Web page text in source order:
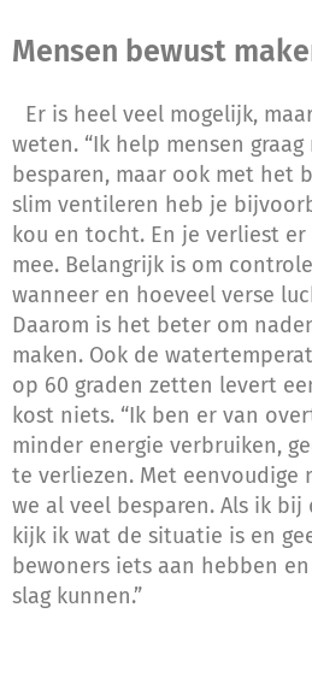
Mensen bewust
Er is heel veel mogelijk,
weten. “Ik help mensen
besparen, maar ook met het
slim ventileren heb je
kou en tocht. En je verliest
mee. Belangrijk is om
wanneer en hoeveel verse
Daarom is het beter om
maken. Ook de
op 60 graden zetten levert
kost niets. “Ik ben er van
minder energie verbruiken,
te verliezen. Met eenvoudige
we al veel besparen. Als ik
kijk ik wat de situatie is en
bewoners iets aan hebben
slag kunnen.”